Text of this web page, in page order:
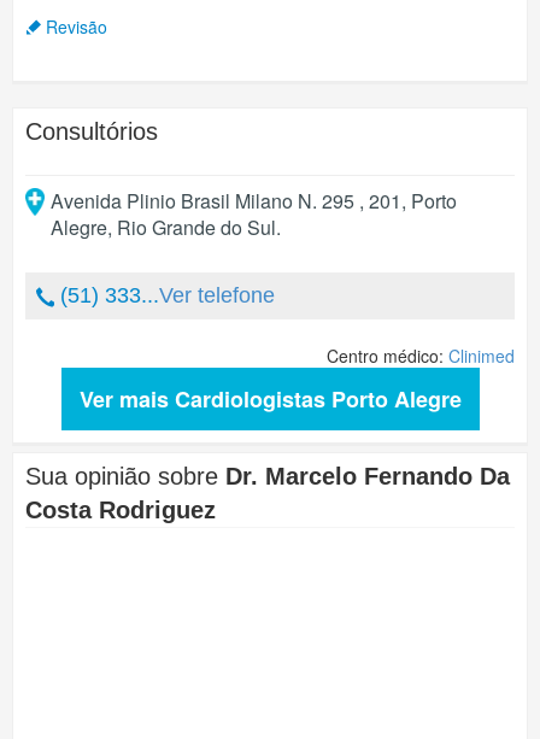
Revisão
Consultórios
Avenida Plinio Brasil Milano N. 295 , 201, Porto
Alegre, Rio Grande do Sul.
(51) 333...Ver telefone
Centro médico: Clinimed
Ver mais Cardiologistas Porto Alegre
Sua opinião sobre Dr. Marcelo Fernando Da
Costa Rodriguez